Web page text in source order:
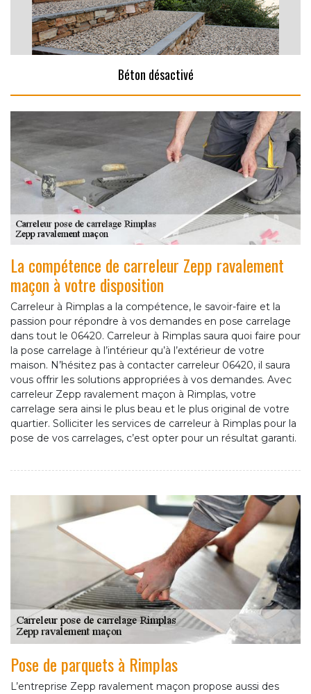
Béton désactivé
La compétence de carreleur Zepp ravalement
maçon à votre disposition
Carreleur à Rimplas a la compétence, le savoir-faire et la
passion pour répondre à vos demandes en pose carrelage
dans tout le 06420. Carreleur à Rimplas saura quoi faire pour
la pose carrelage à l’intérieur qu’à l’extérieur de votre
maison. N’hésitez pas à contacter carreleur 06420, il saura
vous offrir les solutions appropriées à vos demandes. Avec
carreleur Zepp ravalement maçon à Rimplas, votre
carrelage sera ainsi le plus beau et le plus original de votre
quartier. Solliciter les services de carreleur à Rimplas pour la
pose de vos carrelages, c’est opter pour un résultat garanti.
Pose de parquets à Rimplas
L’entreprise Zepp ravalement maçon propose aussi des